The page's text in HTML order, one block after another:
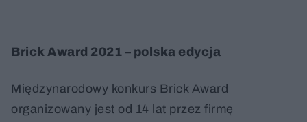
Brick Award 2021 – polska edycja
Międzynarodowy konkurs Brick Award
organizowany jest od 14 lat przez firmę